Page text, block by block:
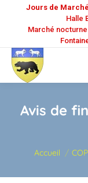
Jours de Marché
Halle
Marché
Avis de
Vous êtes ici :
Accueil